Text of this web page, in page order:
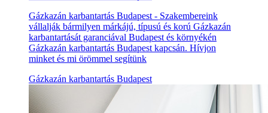
Gázkazán karbantartás Budapest - Szakembereink
vállalják bármilyen márkájú, típusú és korú Gázkazán
karbantartását garanciával Budapest és környékén
Gázkazán karbantartás Budapest kapcsán. Hívjon
minket és mi örömmel segítünk
Gázkazán karbantartás Budapest